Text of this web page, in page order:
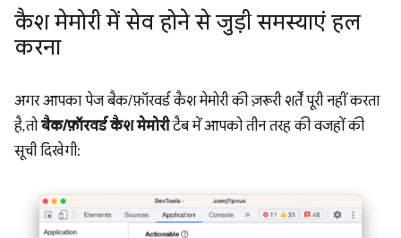
कैश मेमोरी में सेव होने से जुड़ी समस्याएं हल
करना
अगर आपका पेज बैक/फ़ॉरवर्ड कैश मेमोरी की ज़रूरी शर्तें पूरी नहीं करता
है, तोबैक/फ़ॉरवर्ड कैश मेमोरीटैब में आपको तीन तरह की वजहों की
सूची दिखेगी: